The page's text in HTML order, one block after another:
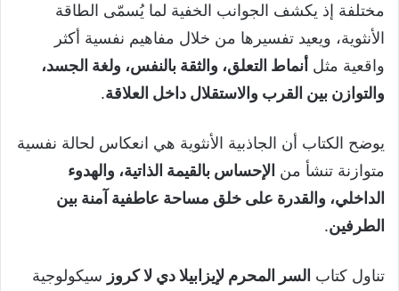
مختلفة إذ يكشف الجوانب الخفية لما يُسمّى الطاقة
الأنثوية، ويعيد تفسيرها من خلال مفاهيم نفسية أكثر
واقعية مثل أنماط التعلق، والثقة بالنفس، ولغة الجسد،
والتوازن بين القرب والاستقلال داخل العلاقة.
يوضح الكتاب أن الجاذبية الأنثوية هي انعكاس لحالة نفسية
متوازنة تنشأ من الإحساس بالقيمة الذاتية، والهدوء
الداخلي، والقدرة على خلق مساحة عاطفية آمنة بين
الطرفين.
تناول كتاب السر المحرم لإيزابيلا دي لا كروز سيكولوجية